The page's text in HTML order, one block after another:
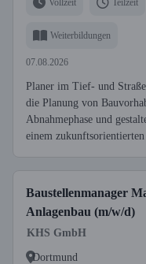
Weiterbildungen
07.08.2026
Planer im Tief- und
die Planung von
Abnahmephase und
einem zukunftsorientierten
Baustellenmanager
Anlagenbau (m/w/d)
KHS GmbH
Dortmund